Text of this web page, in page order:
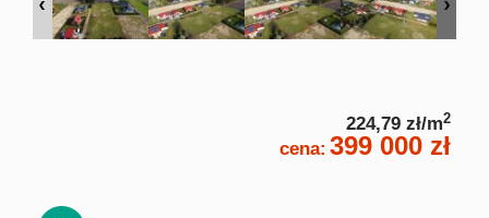
Zgłoś
224,79 zł/m2
cena: 399 000 zł